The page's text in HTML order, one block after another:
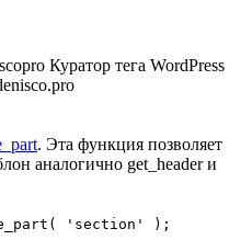
Куратор тега WordPress
. Эта функция позволяет
аналогично get_header и
'section' );